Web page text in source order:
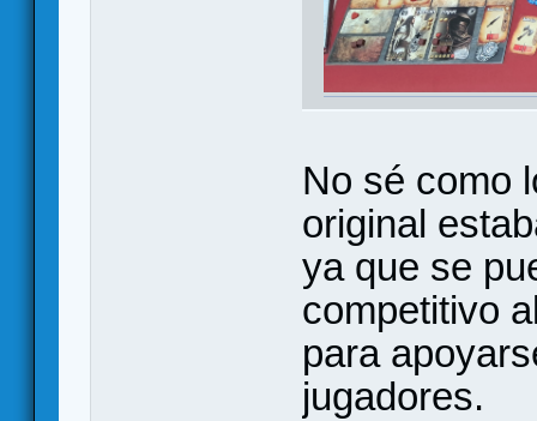
No sé como
original
ya que se
competitivo
para
jugadores.